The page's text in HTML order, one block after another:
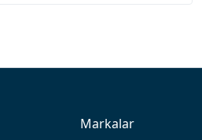
Markalar